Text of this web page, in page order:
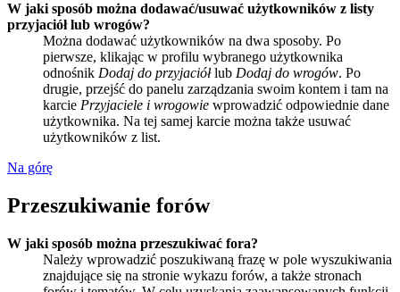
W jaki sposób można dodawać/usuwać użytkowników z listy
przyjaciół lub wrogów?
Można dodawać użytkowników na dwa sposoby. Po
pierwsze, klikając w profilu wybranego użytkownika
odnośnik Dodaj do przyjaciółlub Dodaj do wrogów. Po
drugie, przejść do panelu zarządzania swoim kontem i tam na
karcie Przyjaciele i wrogowie wprowadzić odpowiednie dane
użytkownika. Na tej samej karcie można także usuwać
użytkowników z list.
Na górę
Przeszukiwanie forów
W jaki sposób można przeszukiwać fora?
Należy wprowadzić poszukiwaną frazę w pole wyszukiwania
znajdujące się na stronie wykazu forów, a także stronach